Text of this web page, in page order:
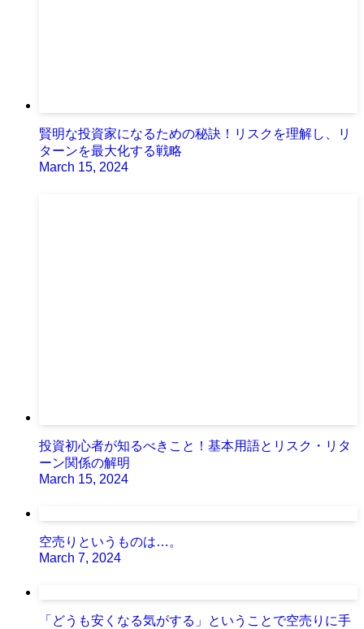
賢明な投資家になるための秘訣！リスクを理解し、リ
ターンを最大化する戦略
March 15, 2024
投資初心者が知るべきこと！基本用語とリスク・リタ
ーン関係の解明
March 15, 2024
空売りというものは…。
March 7, 2024
「どうも安くなる気がする」ということで空売りに手